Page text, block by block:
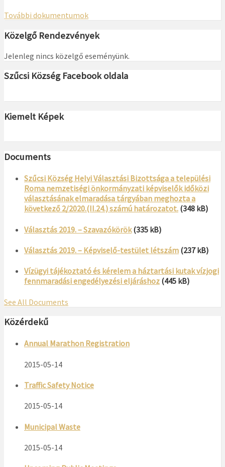
További dokumentumok
Közelgő Rendezvények
Jelenleg nincs közelgő eseményünk.
Szűcsi Község Facebook oldala
Kiemelt Képek
Documents
Szűcsi Község Helyi Választási Bizottsága a települési
Roma nemzetiségi önkormányzati képviselők időközi
választásának elmaradása tárgyában meghozta a
következő 2/2020.(II.24.) számú határozatot. (348 kB)
Választás 2019. – Szavazókörök (335 kB)
Választás 2019. – Képviselő-testület létszám (237 kB)
Vízügyi tájékoztató és kérelem a háztartási kutak vízjogi
fennmaradási engedélyezési eljáráshoz (445 kB)
See All Documents
Közérdekű
Annual Marathon Registration
2015-05-14
Traffic Safety Notice
2015-05-14
Municipal Waste
2015-05-14